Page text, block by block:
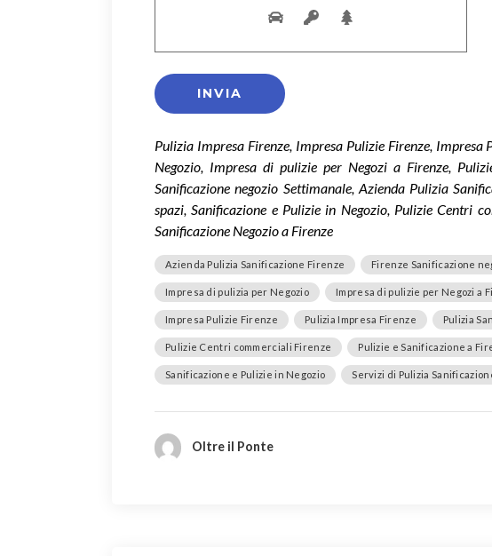
Pulizia Impresa Firenze, Impresa Pulizie Firenze,
Negozio, Impresa di pulizie per Negozi a Firenze,
Sanificazione negozio Settimanale, Azienda Pulizia
spazi, Sanificazione e Pulizie in Negozio, Pulizie Centri
Sanificazione Negozio a Firenze
Azienda Pulizia Sanificazione Firenze Firenze Sanificazione
Impresa di pulizia per Negozio Impresa di pulizie per Negozi a
Impresa Pulizie Firenze Pulizia Impresa Firenze Pulizia
Pulizie Centri commerciali Firenze Pulizie e Sanificazione a
Sanificazione e Pulizie in Negozio Servizi di Pulizia
Oltre il Ponte